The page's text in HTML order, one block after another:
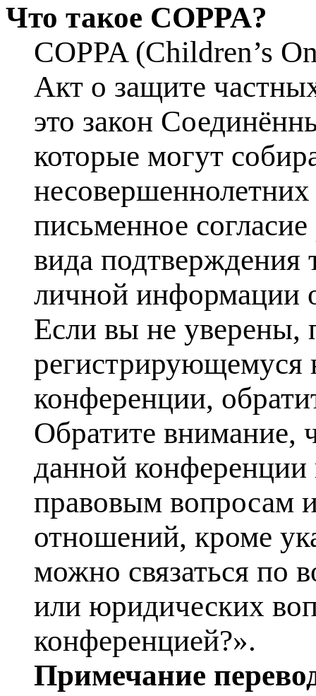
Что такое COPPA?
COPPA (Children’s
Акт о защите
это закон
которые могут
письменное
вида подтверждения
личной информации
Если вы не уверены,
регистрирующемуся
конференции,
Обратите внимание,
данной конференции
правовым вопросам
отношений, кроме
можно связаться по
или юридических
конференцией?».
Примечание